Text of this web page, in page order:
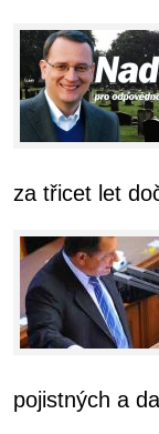
za třicet let
pojistných a